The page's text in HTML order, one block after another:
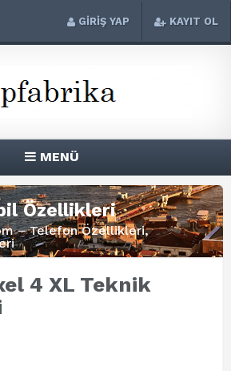
GİRİŞ YAP KAYIT OL
MENÜ
Özellikleri
– Telefon Özellikleri,
4 XL Teknik